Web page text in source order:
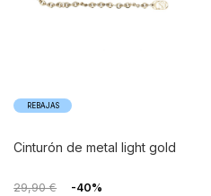
REBAJAS
cinturón de metal light gold
29,90 €
-40%